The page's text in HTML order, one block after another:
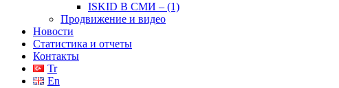
ISKID В СМИ – (1)
Продвижение и видео
Новости
Статистика и отчеты
Контакты
Tr
En